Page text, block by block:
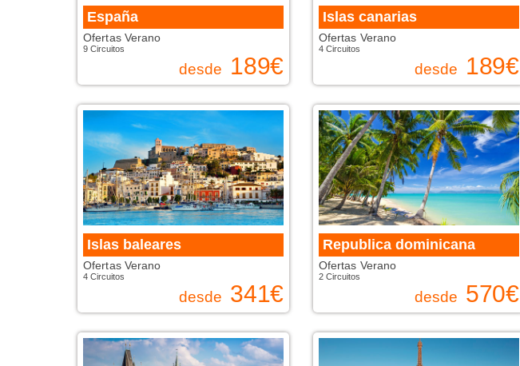
España
Ofertas Verano
9 Circuitos
desde 189€
Islas canarias
Ofertas Verano
4 Circuitos
desde 189€
Islas baleares
Ofertas Verano
4 Circuitos
desde 341€
Republica dominicana
Ofertas Verano
2 Circuitos
desde 570€